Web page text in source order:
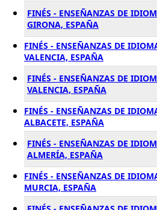
FINÉS - ENSEÑANZAS DE
GIRONA, ESPAÑA
FINÉS - ENSEÑANZAS DE
VALENCIA, ESPAÑA
FINÉS - ENSEÑANZAS DE
VALENCIA, ESPAÑA
FINÉS - ENSEÑANZAS DE
ALBACETE, ESPAÑA
FINÉS - ENSEÑANZAS DE
ALMERÍA, ESPAÑA
FINÉS - ENSEÑANZAS DE
MURCIA, ESPAÑA